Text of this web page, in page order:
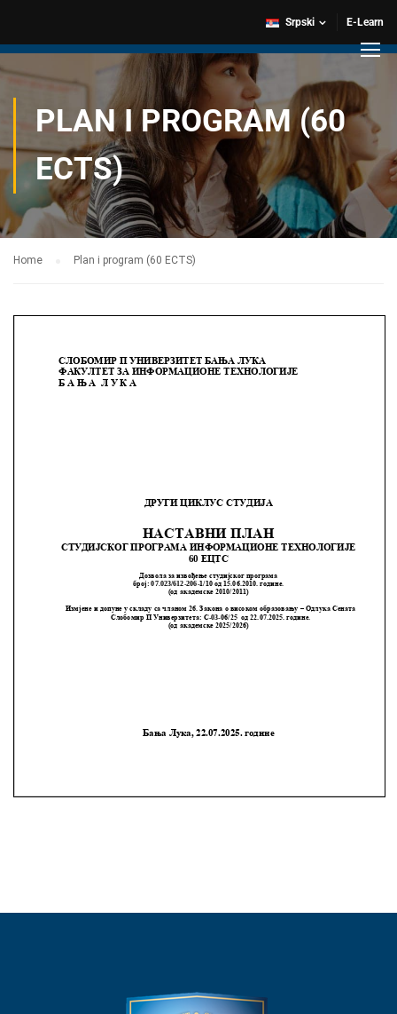
E-Learn
Srpski
PLAN I PROGRAM (60
ECTS)
Home Plan i program (60 ECTS)